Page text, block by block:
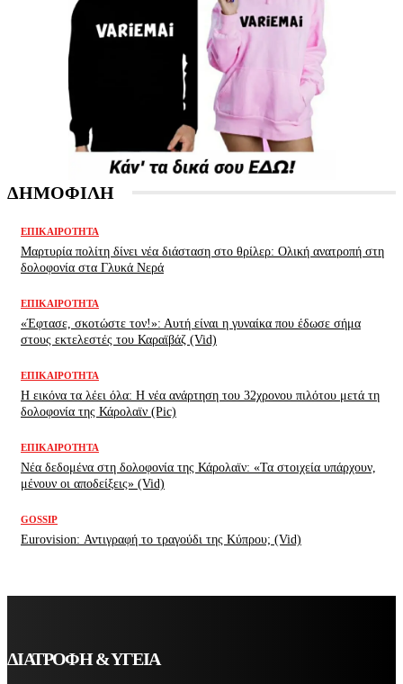
ΔΗΜΟΦΙΛΗ
ΕΠΙΚΑΙΡΌΤΗΤΑ
Μαρτυρία πολίτη δίνει νέα διάσταση στο θρίλερ: Ολική ανατροπή στη
δολοφονία στα Γλυκά Νερά
ΕΠΙΚΑΙΡΌΤΗΤΑ
«Έφτασε, σκοτώστε τον!»: Αυτή είναι η γυναίκα που έδωσε σήμα
στους εκτελεστές του Καραϊβάζ (Vid)
ΕΠΙΚΑΙΡΌΤΗΤΑ
H εικόνα τα λέει όλα: H νέα ανάρτηση του 32χρονου πιλότου μετά τη
δολοφονία της Κάρολαϊν (Pic)
ΕΠΙΚΑΙΡΌΤΗΤΑ
Νέα δεδομένα στη δολοφονία της Κάρολαϊν: «Τα στοιχεία υπάρχουν,
μένουν οι αποδείξεις» (Vid)
GOSSIP
Eurovision: Αντιγραφή το τραγούδι της Κύπρου; (Vid)
ΔΙΑΤΡΟΦΗ & ΥΓΕΙΑ